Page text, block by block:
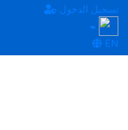
تسجيل الدخول
EN